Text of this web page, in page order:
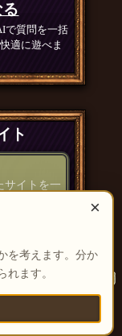
×
を考えます。分か
れます。
で質問を一括
適に遊べま
ト
サイトを一